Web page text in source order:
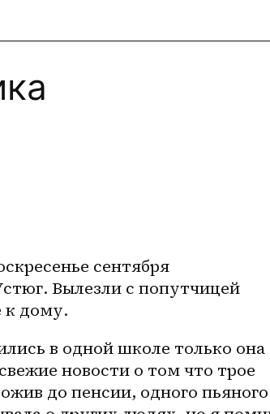
сентября
Вылезли с попутчицей
к дому.
в одной школе только она
новости о том что трое
до пенсии, одного пьяного